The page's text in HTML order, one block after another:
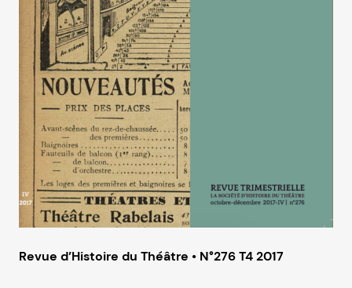
Revue d’Histoire du Théâtre • N°276 T4 2017